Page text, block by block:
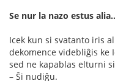
Se nur la nazo estus
Icek kun si svatanto iris
dekomence videbliĝis ke
sed ne kapablas elturni
– Ŝi nudiĝu.